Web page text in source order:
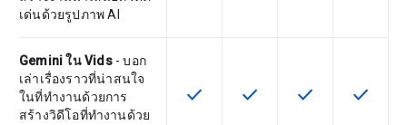
เด่นด้วยรูปภาพ AI
Gemini ใน Vids- บอก
เล่าเรื่องราวที่น่าสนใจ
ในที่ทำงานด้วยการ
สร้างวิดีโอที่ทำงานด้วย
ฟีเจอร์นี้ใช้ได้กับ SKU
check ฟีเจอร์นี้ใช้ได้กับ SKU
check ฟีเจอร์นี้ใช้ได้กับ
check ฟีเจอร์นี้
check